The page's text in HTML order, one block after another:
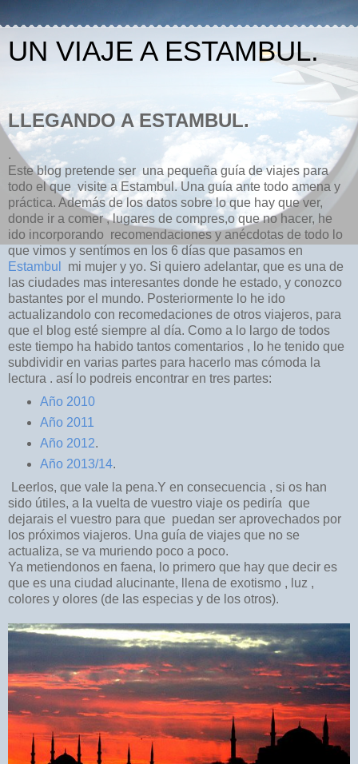
UN VIAJE A ESTAMBUL.
LLEGANDO A ESTAMBUL.
.
Este blog pretende ser una pequeña guía de viajes para
todo el que visite a Estambul. Una guía ante todo amena y
práctica. Además de los datos sobre lo que hay que ver,
donde ir a comer , lugares de compres,o que no hacer, he
ido incorporando recomendaciones y anécdotas de todo lo
que vimos y sentímos en los 6 días que pasamos en
Estambul
mi mujer y yo. Si quiero adelantar, que es una de
las ciudades mas interesantes donde he estado, y conozco
bastantes por el mundo. Posteriormente lo he ido
actualizandolo con recomedaciones de otros viajeros, para
que el blog esté siempre al día. Como a lo largo de todos
este tiempo ha habido tantos comentarios , lo he tenido que
subdividir en varias partes para hacerlo mas cómoda la
lectura . así lo podreis encontrar en tres partes:
Año 2010
Año 2011
Año 2012.
Año 2013/14.
Leerlos, que vale la pena.Y en consecuencia , si os han
sido útiles, a la vuelta de vuestro viaje os pediría que
dejarais el vuestro para que puedan ser aprovechados por
los próximos viajeros. Una guía de viajes que no se
actualiza, se va muriendo poco a poco.
Ya metiendonos en faena, lo primero que hay que decir es
que es una ciudad alucinante, llena de exotismo , luz ,
colores y olores (de las especias y de los otros).